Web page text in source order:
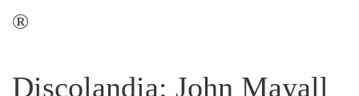
Discolandia: John Mayall